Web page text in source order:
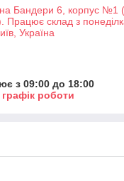
Бандери 6, корпус №1
Працює склад з
Україна
з 09:00 до 18:00
роботи